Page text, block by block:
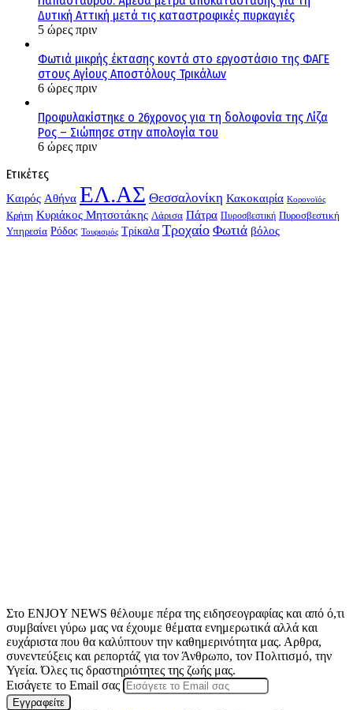
Δυτική Αττική μετά τις καταστροφικές πυρκαγιές
5 ώρες πριν
Φωτιά μικρής έκτασης κοντά στο εργοστάσιο της ΦΑΓΕ
στους Αγίους Αποστόλους Τρικάλων
6 ώρες πριν
Προφυλακίστηκε ο 26χρονος για τη δολοφονία της Λίζα
Ρος – Σιώπησε στην απολογία του
6 ώρες πριν
Ετικέτες
Kαιρός Αθήνα ΕΛ.ΑΣ Θεσσαλονίκη Κακοκαιρία Κορονοϊός
Κρήτη Κυριάκος Μητσοτάκης Λάρισα Πάτρα Πυροσβεστική Πυροσβεστική
Υπηρεσία Ρόδος Τουρισμός Τρίκαλα Τροχαίο Φωτιά βόλος
Στο ENJOY NEWS θέλουμε πέρα της ειδησεογραφίας και από ό,τι
συμβαίνει γύρω μας να έχουμε θέματα ενημερωτικά αλλά και
ευχάριστα που θα καλύπτουν την καθημερινότητα μας. Αρθρα,
συνεντεύξεις και ρεπορτάζ για τον Άνθρωπο, τον Πολιτισμό, την
Υγεία. Όλες τις δραστηριότητες της ζωής μας.
Εισάγετε το Email σας